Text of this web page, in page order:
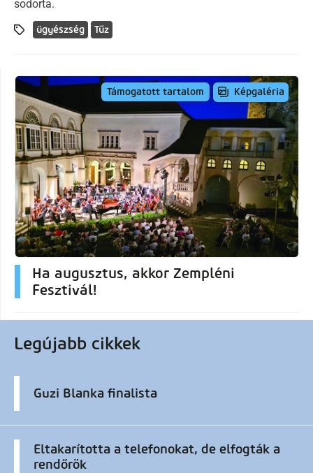
sodorta.
ügyészség Tűz
Támogatott tartalom Képgaléria
Ha augusztus, akkor Zempléni
Fesztivál!
Legújabb cikkek
Guzi Blanka finalista
Eltakarította a telefonokat, de elfogták a
rendőrök